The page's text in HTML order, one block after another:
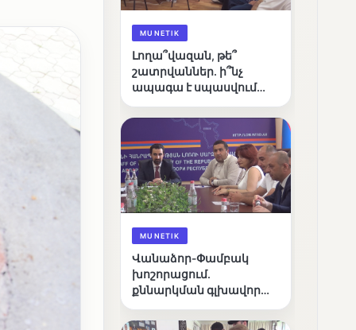
MUNETIK
Լողա՞վազան, թե՞
շատրվաններ. ի՞նչ
ապագա է սպասվում
լճին
MUNETIK
Վանաձոր-Փամբակ
խոշորացում.
քննարկման գլխավոր
կառավարո՞ւմ, թե՞